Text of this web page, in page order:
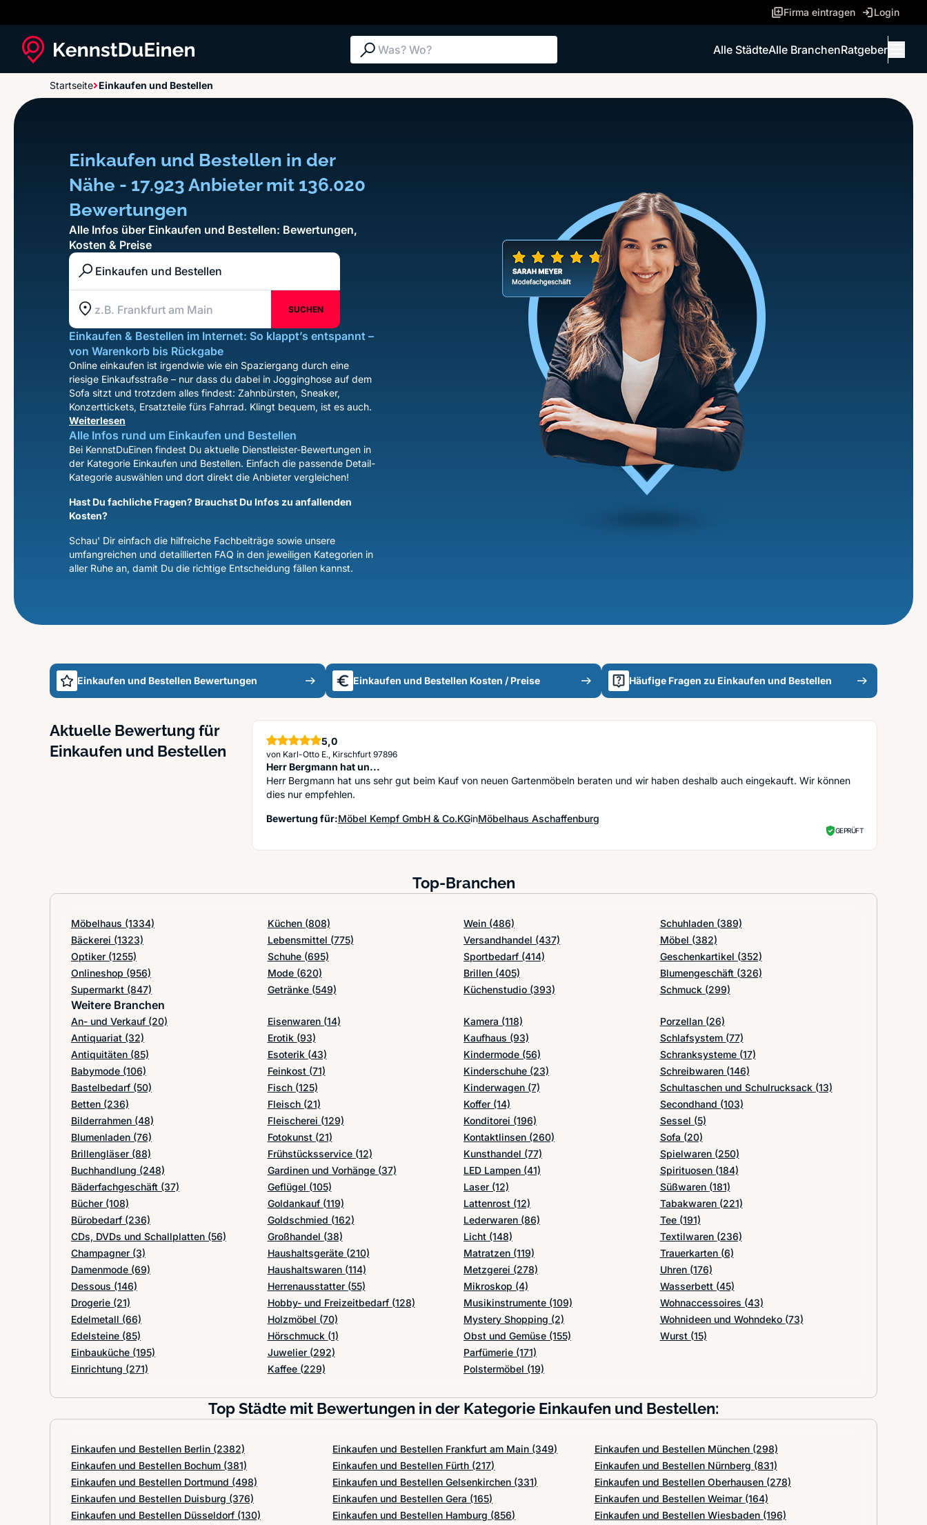
Firma eintragen Login
Suche: Was? Wo?
Alle StädteAlle BranchenRatgeber
Startseite Einkaufen und Bestellen
Einkaufen und Bestellen in der
Nähe - 17.923 Anbieter mit 136.020
Bewertungen
Alle Infos über Einkaufen und Bestellen: Bewertungen,
Kosten & Preise
Branche / Kategorie / Unternehmen
Standort z.B. Frankfurt am Main
SUCHEN
Einkaufen & Bestellen im Internet: So klappt’s entspannt –
von Warenkorb bis Rückgabe
Online einkaufen ist irgendwie wie ein Spaziergang durch eine
riesige Einkaufsstraße – nur dass du dabei in Jogginghose auf dem
Sofa sitzt und trotzdem alles findest: Zahnbürsten, Sneaker,
Konzerttickets, Ersatzteile fürs Fahrrad. Klingt bequem, ist es auch.
Weiterlesen
Alle Infos rund um Einkaufen und Bestellen
Bei KennstDuEinen findest Du aktuelle Dienstleister-Bewertungen in
der Kategorie Einkaufen und Bestellen. Einfach die passende Detail-
Kategorie auswählen und dort direkt die Anbieter vergleichen!
Hast Du fachliche Fragen? Brauchst Du Infos zu anfallenden
Kosten?
Schau' Dir einfach die hilfreiche Fachbeiträge sowie unsere
umfangreichen und detaillierten FAQ in den jeweiligen Kategorien in
aller Ruhe an, damit Du die richtige Entscheidung fällen kannst.
Einkaufen und Bestellen Bewertungen Einkaufen und Bestellen Kosten / Preise Häufige Fragen zu Einkaufen und Bestellen
Aktuelle Bewertung für
Einkaufen und Bestellen
5,0Sterne
von Karl-Otto E., Kirschfurt 97896
Herr Bergmann hat un...
Herr Bergmann hat uns sehr gut beim Kauf von neuen Gartenmöbeln beraten und wir haben deshalb auch eingekauft. Wir können
dies nur empfehlen.
Bewertung für:Möbel Kempf GmbH & Co.KGinMöbelhaus Aschaffenburg
GEPRÜFT
Top-Branchen
Möbelhaus (1334)
Bäckerei (1323)
Optiker (1255)
Onlineshop (956)
Supermarkt (847)
Küchen (808)
Lebensmittel (775)
Schuhe (695)
Mode (620)
Getränke (549)
Wein (486)
Versandhandel (437)
Sportbedarf (414)
Brillen (405)
Küchenstudio (393)
Schuhladen (389)
Möbel (382)
Geschenkartikel (352)
Blumengeschäft (326)
Schmuck (299)
Weitere Branchen
An- und Verkauf (20)
Antiquariat (32)
Antiquitäten (85)
Babymode (106)
Bastelbedarf (50)
Betten (236)
Bilderrahmen (48)
Blumenladen (76)
Brillengläser (88)
Buchhandlung (248)
Bäderfachgeschäft (37)
Bücher (108)
Bürobedarf (236)
CDs, DVDs und Schallplatten (56)
Champagner (3)
Damenmode (69)
Dessous (146)
Drogerie (21)
Edelmetall (66)
Edelsteine (85)
Einbauküche (195)
Einrichtung (271)
Eisenwaren (14)
Erotik (93)
Esoterik (43)
Feinkost (71)
Fisch (125)
Fleisch (21)
Fleischerei (129)
Fotokunst (21)
Frühstücksservice (12)
Gardinen und Vorhänge (37)
Geflügel (105)
Goldankauf (119)
Goldschmied (162)
Großhandel (38)
Haushaltsgeräte (210)
Haushaltswaren (114)
Herrenausstatter (55)
Hobby- und Freizeitbedarf (128)
Holzmöbel (70)
Hörschmuck (1)
Juwelier (292)
Kaffee (229)
Kamera (118)
Kaufhaus (93)
Kindermode (56)
Kinderschuhe (23)
Kinderwagen (7)
Koffer (14)
Konditorei (196)
Kontaktlinsen (260)
Kunsthandel (77)
LED Lampen (41)
Laser (12)
Lattenrost (12)
Lederwaren (86)
Licht (148)
Matratzen (119)
Metzgerei (278)
Mikroskop (4)
Musikinstrumente (109)
Mystery Shopping (2)
Obst und Gemüse (155)
Parfümerie (171)
Polstermöbel (19)
Porzellan (26)
Schlafsystem (77)
Schranksysteme (17)
Schreibwaren (146)
Schultaschen und Schulrucksack (13)
Secondhand (103)
Sessel (5)
Sofa (20)
Spielwaren (250)
Spirituosen (184)
Süßwaren (181)
Tabakwaren (221)
Tee (191)
Textilwaren (236)
Trauerkarten (6)
Uhren (176)
Wasserbett (45)
Wohnaccessoires (43)
Wohnideen und Wohndeko (73)
Wurst (15)
Top Städte mit Bewertungen in der Kategorie Einkaufen und Bestellen:
Einkaufen und Bestellen Berlin (2382)
Einkaufen und Bestellen Bochum (381)
Einkaufen und Bestellen Dortmund (498)
Einkaufen und Bestellen Duisburg (376)
Einkaufen und Bestellen Düsseldorf (130)
Einkaufen und Bestellen Frankfurt am Main (349)
Einkaufen und Bestellen Fürth (217)
Einkaufen und Bestellen Gelsenkirchen (331)
Einkaufen und Bestellen Gera (165)
Einkaufen und Bestellen Hamburg (856)
Einkaufen und Bestellen München (298)
Einkaufen und Bestellen Nürnberg (831)
Einkaufen und Bestellen Oberhausen (278)
Einkaufen und Bestellen Weimar (164)
Einkaufen und Bestellen Wiesbaden (196)